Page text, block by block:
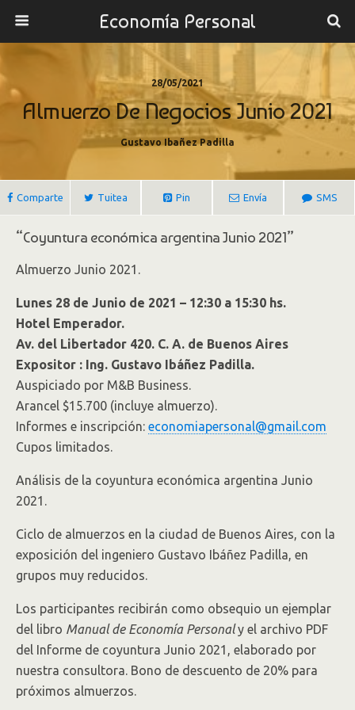
Economía Personal
28/05/2021
Almuerzo De Negocios Junio 2021
Gustavo Ibañez Padilla
Comparte Tuitea Pin Envía SMS
“Coyuntura económica argentina Junio 2021”
Almuerzo Junio 2021.
Lunes 28 de Junio de 2021 – 12:30 a 15:30 hs.
Hotel Emperador.
Av. del Libertador 420. C. A. de Buenos Aires
Expositor : Ing. Gustavo Ibáñez Padilla.
Auspiciado por M&B Business.
Arancel $15.700 (incluye almuerzo).
Informes e inscripción: economiapersonal@gmail.com
Cupos limitados.
Análisis de la coyuntura económica argentina Junio
2021.
Ciclo de almuerzos en la ciudad de Buenos Aires, con la
exposición del ingeniero Gustavo Ibáñez Padilla, en
grupos muy reducidos.
Los participantes recibirán como obsequio un ejemplar
del libro Manual de Economía Personaly el archivo PDF
del Informe de coyuntura Junio 2021, elaborado por
nuestra consultora. Bono de descuento de 20% para
próximos almuerzos.